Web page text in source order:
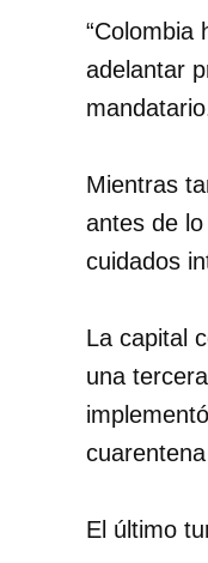
“Colombia
adelantar
Mientras
antes de
cuidados
La capital
una
El último